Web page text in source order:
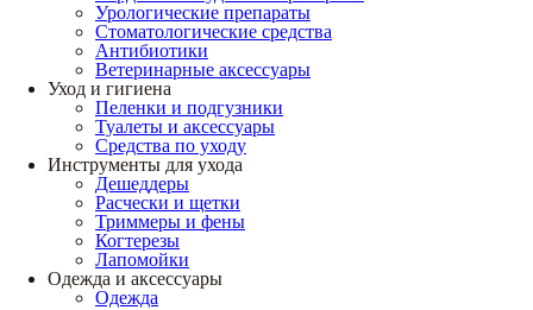
Урологические препараты
Стоматологические средства
Антибиотики
Ветеринарные аксессуары
Уход и гигиена
Пеленки и подгузники
Туалеты и аксессуары
Средства по уходу
Инструменты для ухода
Дешеддеры
Расчески и щетки
Триммеры и фены
Когтерезы
Лапомойки
Одежда и аксессуары
Одежда